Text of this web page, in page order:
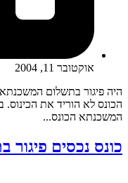
אוקטובר 11, 2004
היה פיגור בתשלום
הכונס לא הוריד את
המשכנתא הכונס...
כונס נכסים פיגור